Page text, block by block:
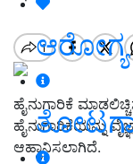
ಹೈನುಗಾರಿಕೆ
ಹೈನುಗಾರಿಕೆಯನ್ನು
ಆಹ್ವಾನಿಸಲಾಗಿದೆ.